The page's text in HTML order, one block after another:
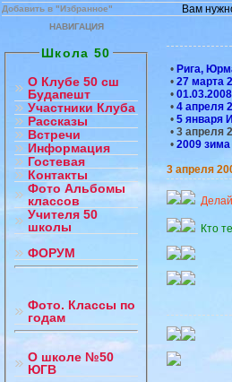
Добавить в "Избранное" Вам
НАВИГАЦИЯ
Школа 50
О Клубе 50 сш
Будапешт
Участники Клуба
Рассказы
Встречи
Информация
Гостевая
Контакты
Фото Альбомы
классов
Учителя 50
школы
ФОРУМ
Фото. Классы по
годам
О школе №50
ЮГВ
• Рига,
• 27 марта
•
• 4 апреля
• 5 января
• 3 апреля
• 2009
3 апреля
Кто